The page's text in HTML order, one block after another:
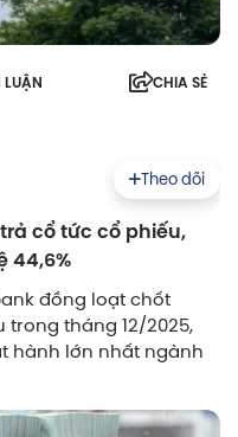
CHIA SẺ
Theo dõi
cổ tức cổ phiếu,
44,6%
đồng loạt chốt
tháng 12/2025,
hành lớn nhất ngành